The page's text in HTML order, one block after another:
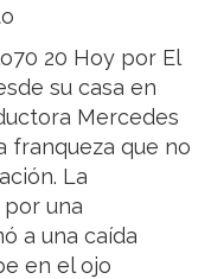
20 Hoy por El
su casa en
Mercedes
franqueza que no
La
una
a una caída
en el ojo